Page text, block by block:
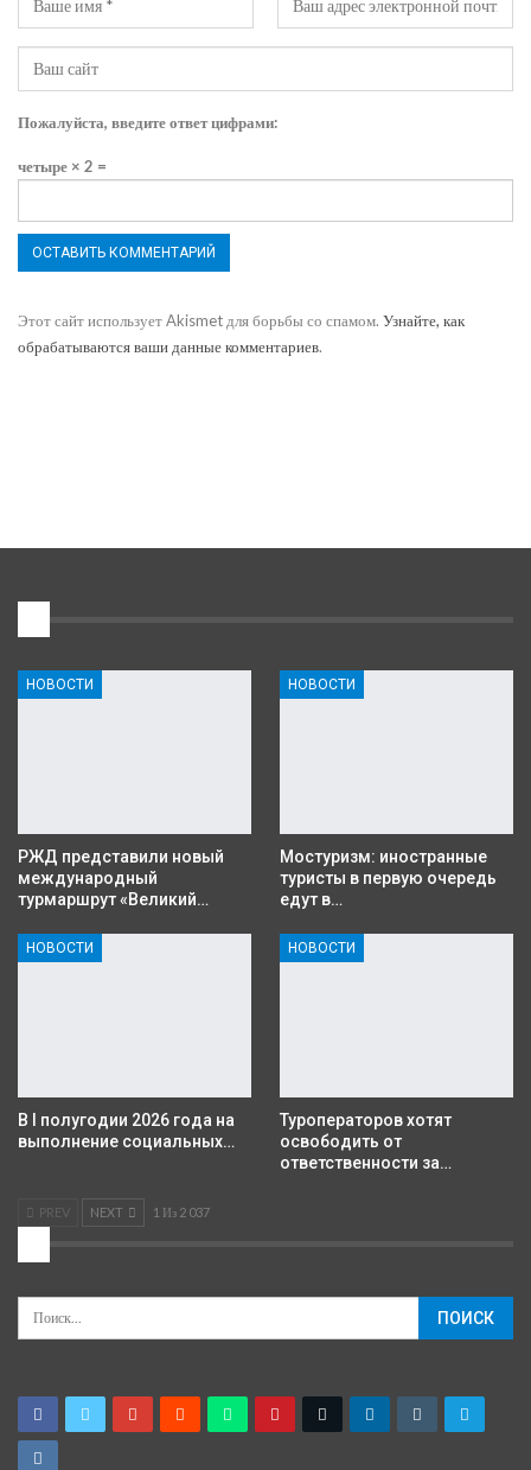
Пожалуйста, введите ответ цифрами:
четыре × 2 =
Этот сайт использует Akismet для борьбы со спамом. Узнайте, как
обрабатываются ваши данные комментариев.
НОВОСТИ
РЖД представили новый
международный
турмаршрут «Великий…
НОВОСТИ
Мостуризм: иностранные
туристы в первую очередь
едут в…
НОВОСТИ
В I полугодии 2026 года на
выполнение социальных…
НОВОСТИ
Туроператоров хотят
освободить от
ответственности за…
PREV NEXT 1 Из 2 037